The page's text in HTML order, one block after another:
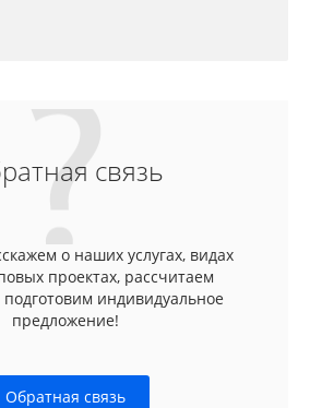
связь
о наших услугах, видах
проектах, рассчитаем
подготовим индивидуальное
предложение!
Обратная связь